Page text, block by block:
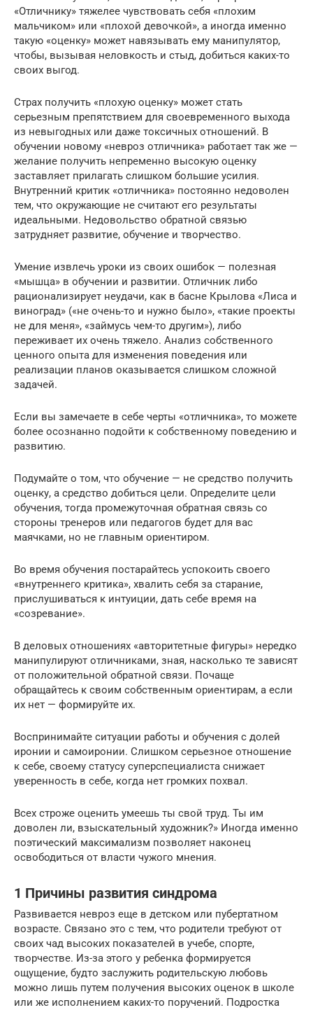
«Отличнику» тяжелее чувствовать себя «плохим
мальчиком» или «плохой девочкой», а иногда именно
такую «оценку» может навязывать ему манипулятор,
чтобы, вызывая неловкость и стыд, добиться каких-то
своих выгод.
Страх получить «плохую оценку» может стать
серьезным препятствием для своевременного выхода
из невыгодных или даже токсичных отношений. В
обучении новому «невроз отличника» работает так же —
желание получить непременно высокую оценку
заставляет прилагать слишком большие усилия.
Внутренний критик «отличника» постоянно недоволен
тем, что окружающие не считают его результаты
идеальными. Недовольство обратной связью
затрудняет развитие, обучение и творчество.
Умение извлечь уроки из своих ошибок — полезная
«мышца» в обучении и развитии. Отличник либо
рационализирует неудачи, как в басне Крылова «Лиса и
виноград» («не очень-то и нужно было», «такие проекты
не для меня», «займусь чем-то другим»), либо
переживает их очень тяжело. Анализ собственного
ценного опыта для изменения поведения или
реализации планов оказывается слишком сложной
задачей.
Если вы замечаете в себе черты «отличника», то можете
более осознанно подойти к собственному поведению и
развитию.
Подумайте о том, что обучение — не средство получить
оценку, а средство добиться цели. Определите цели
обучения, тогда промежуточная обратная связь со
стороны тренеров или педагогов будет для вас
маячками, но не главным ориентиром.
Во время обучения постарайтесь успокоить своего
«внутреннего критика», хвалить себя за старание,
прислушиваться к интуиции, дать себе время на
«созревание».
В деловых отношениях «авторитетные фигуры» нередко
манипулируют отличниками, зная, насколько те зависят
от положительной обратной связи. Почаще
обращайтесь к своим собственным ориентирам, а если
их нет — формируйте их.
Воспринимайте ситуации работы и обучения с долей
иронии и самоиронии. Слишком серьезное отношение
к себе, своему статусу суперспециалиста снижает
уверенность в себе, когда нет громких похвал.
Всех строже оценить умеешь ты свой труд. Ты им
доволен ли, взыскательный художник?» Иногда именно
поэтический максимализм позволяет наконец
освободиться от власти чужого мнения.
1 Причины развития синдрома
Развивается невроз еще в детском или пубертатном
возрасте. Связано это с тем, что родители требуют от
своих чад высоких показателей в учебе, спорте,
творчестве. Из-за этого у ребенка формируется
ощущение, будто заслужить родительскую любовь
можно лишь путем получения высоких оценок в школе
или же исполнением каких-то поручений. Подростка